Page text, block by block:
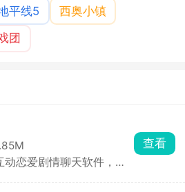
平线5
西奥小镇
团
动恋爱剧情聊天软件，角
查看